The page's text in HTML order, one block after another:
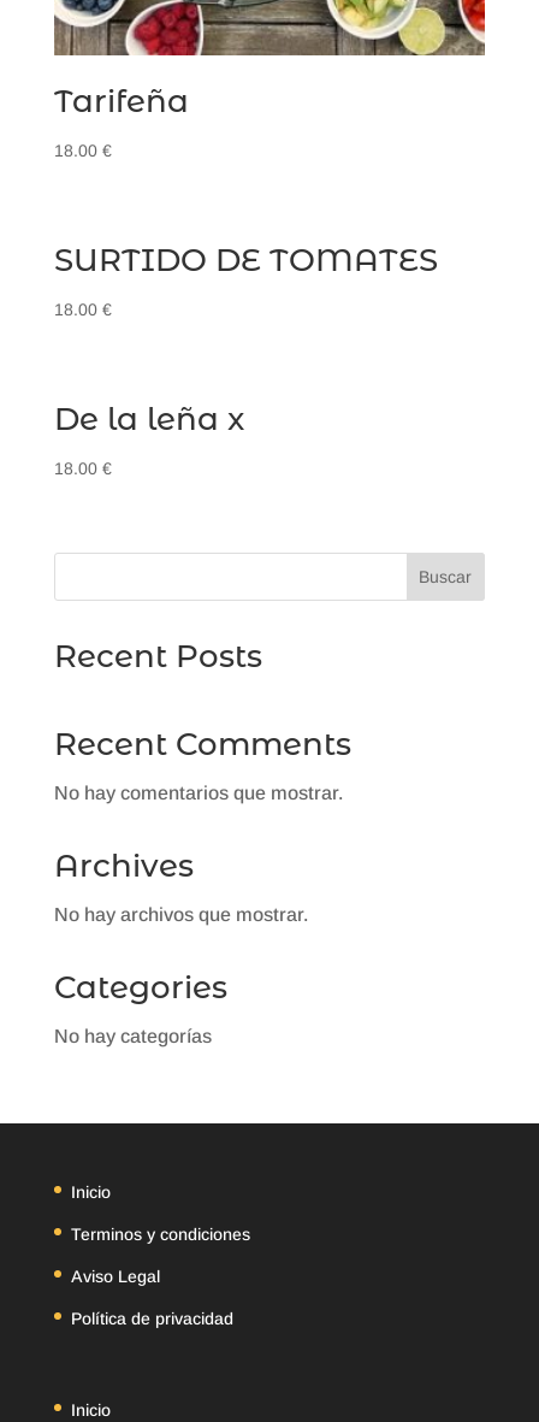
Tarifeña
18.00 €
SURTIDO DE TOMATES
18.00 €
De la leña x
18.00 €
Buscar
Recent Posts
Recent Comments
No hay comentarios que mostrar.
Archives
No hay archivos que mostrar.
Categories
No hay categorías
Inicio
Terminos y condiciones
Aviso Legal
Política de privacidad
Inicio